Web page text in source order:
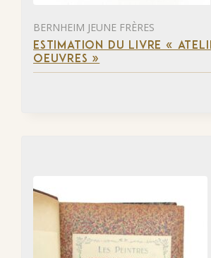
BERNHEIM JEUNE FRÈRES
ESTIMATION DU LIVRE «
OEUVRES »